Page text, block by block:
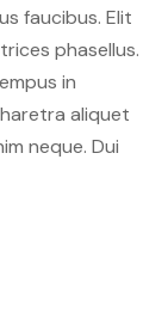
faucibus. Elit
phasellus.
in
aliquet
neque. Dui